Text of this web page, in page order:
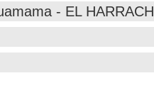
- EL